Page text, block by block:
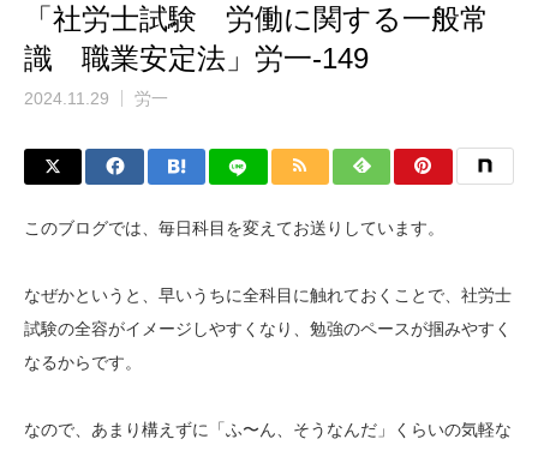
「社労士試験 労働に関する一般常
識 職業安定法」労一-149
2024.11.29 労一
このブログでは、毎日科目を変えてお送りしています。
なぜかというと、早いうちに全科目に触れておくことで、社労士
試験の全容がイメージしやすくなり、勉強のペースが掴みやすく
なるからです。
なので、あまり構えずに「ふ〜ん、そうなんだ」くらいの気軽な